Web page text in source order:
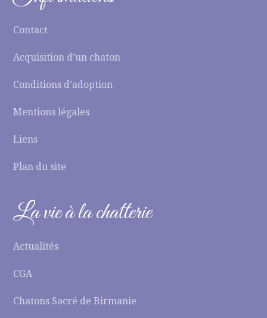
Contact
Acquisition d’un chaton
Conditions d’adoption
Mentions légales
Liens
Plan du site
La vie à la chatterie
Actualités
CGA
Chatons Sacré de Birmanie